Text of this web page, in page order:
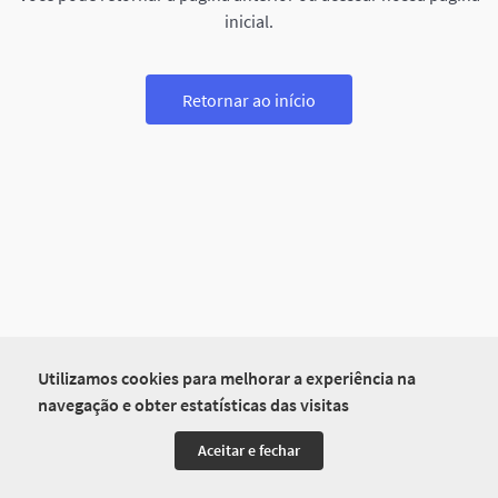
Utilizamos cookies para melhorar a experiência na
navegação e obter estatísticas das visitas
Aceitar e fechar
inicial.
Retornar ao início